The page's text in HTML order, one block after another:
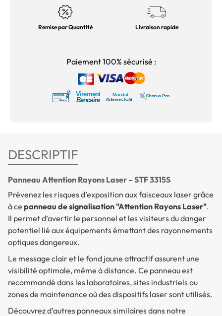
Remise par Quantité Livraison rapide
Paiement 100% sécurisé :
DESCRIPTIF
Panneau Attention Rayons Laser – STF 3315S
Prévenez les risques d’exposition aux faisceaux laser grâce
à ce panneau de signalisation "Attention Rayons Laser".
Il permet d’avertir le personnel et les visiteurs du danger
potentiel lié aux équipements émettant des rayonnements
optiques dangereux.
Le message clair et le fond jaune attractif assurent une
visibilité optimale, même à distance. Ce panneau est
recommandé dans les laboratoires, sites industriels ou
zones de maintenance où des dispositifs laser sont utilisés.
Découvrez d’autres panneaux similaires dans notre